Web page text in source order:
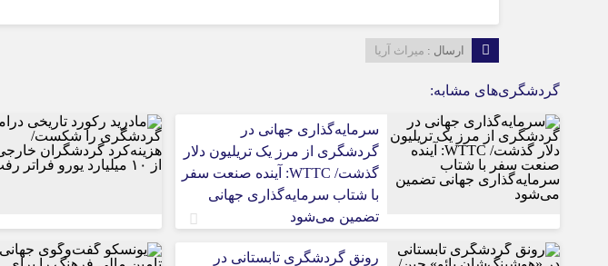
ارسال : میراث آریا
گردشگری‌های مشابه:
سرمایه‌گذاری جهانی در
گردشگری از مرز یک تریلیون دلار
گذشت/ WTTC: آینده صنعت سفر
با شتاب سرمایه‌گذاری جهانی
تضمین می‌شود
رونق گردشگری تابستانی در